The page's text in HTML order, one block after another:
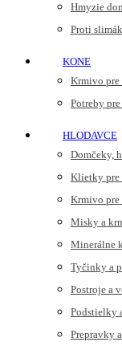
Hmyzie
Proti
KONE
Krmivo pre
Potreby
HLODAVCE
Domčeky,
Klietky pre
Krmivo pre
Misky a
Minerálne
Tyčinky a
Postroje a
Podstielky
Prepravky